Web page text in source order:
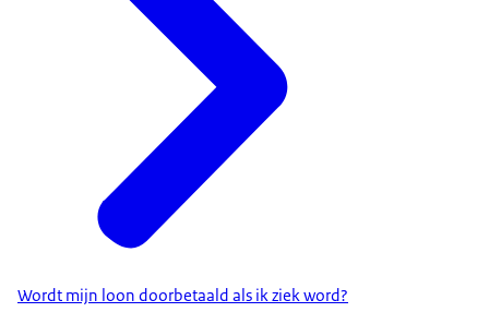
Wordt mijn loon doorbetaald als ik ziek word?